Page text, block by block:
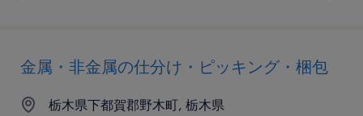
金属・非金属の仕分け・ピッキング・梱包
栃木県下都賀郡野木町, 栃木県